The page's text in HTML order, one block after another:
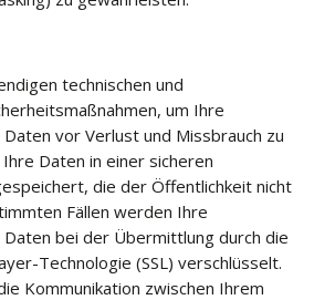
technischen und
um Ihre
vor Verlust und Missbrauch zu
Daten in einer sicheren
die der Öffentlichkeit nicht
Fällen werden Ihre
bei der Übermittlung durch die
Technologie (SSL) verschlüsselt.
Kommunikation zwischen Ihrem